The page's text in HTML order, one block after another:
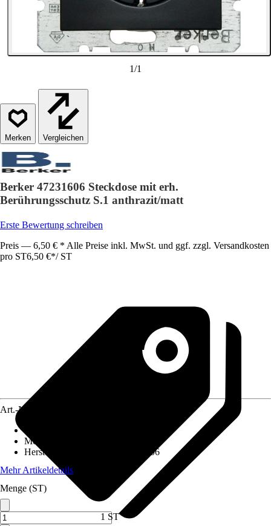
1/1
Vergleichen
Berker 47231606 Steckdose mit erh.
Berührungsschutz S.1 anthrazit/matt
Erste Bewertung schreiben
Preis — 6,50 € * Alle Preise inkl. MwSt. und ggf. zzgl. Versandkosten
pro ST6,50 €*/ ST
Art.-Nr.
Montageart
Herstellerartikelnummer
47231606
Mehr Artikeldetails
Menge (ST)
1 ST